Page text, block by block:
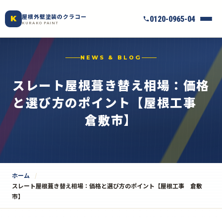
K 屋根外壁塗装のクラコー
KURAKO PAINT 0120-0965-04
NEWS & BLOG
スレート屋根葺き替え相場：価格
と選び方のポイント【屋根工事
倉敷市】
ホーム
スレート屋根葺き替え相場：価格と選び方のポイント【屋根工事 倉敷
市】